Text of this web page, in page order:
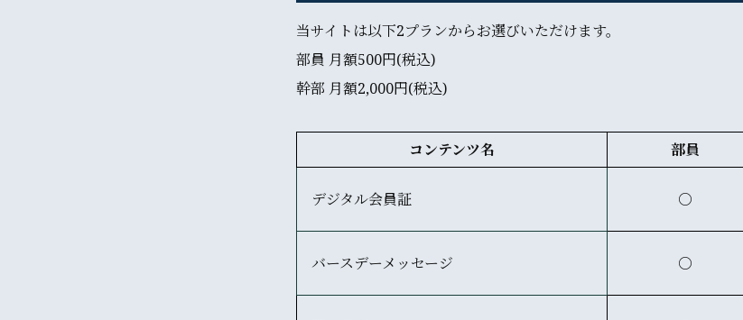
当サイトは以下2プランからお選びいただけます。
部員 月額500円(税込)
幹部 月額2,000円(税込)
コンテンツ名 部員
デジタル会員証 ○
バースデーメッセージ ○